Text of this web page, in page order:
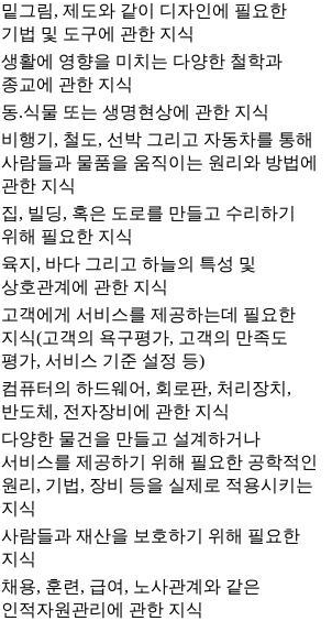
밑그림, 제도와 같이 디자인에 필요한
기법 및 도구에 관한 지식
생활에 영향을 미치는 다양한 철학과
종교에 관한 지식
동.식물 또는 생명현상에 관한 지식
비행기, 철도, 선박 그리고 자동차를 통해
사람들과 물품을 움직이는 원리와 방법에
관한 지식
집, 빌딩, 혹은 도로를 만들고 수리하기
위해 필요한 지식
육지, 바다 그리고 하늘의 특성 및
상호관계에 관한 지식
고객에게 서비스를 제공하는데 필요한
지식(고객의 욕구평가, 고객의 만족도
평가, 서비스 기준 설정 등)
컴퓨터의 하드웨어, 회로판, 처리장치,
반도체, 전자장비에 관한 지식
다양한 물건을 만들고 설계하거나
서비스를 제공하기 위해 필요한 공학적인
원리, 기법, 장비 등을 실제로 적용시키는
지식
사람들과 재산을 보호하기 위해 필요한
지식
채용, 훈련, 급여, 노사관계와 같은
인적자원관리에 관한 지식